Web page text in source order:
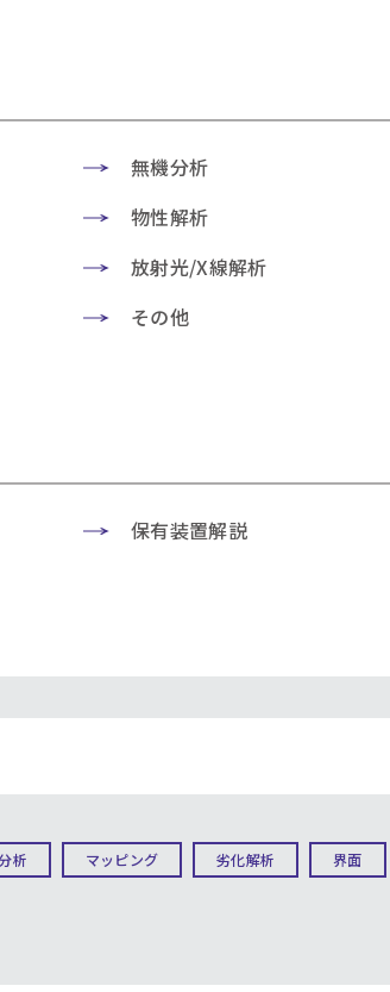
無機分析
物性解析
放射光/X線解析
その他
保有装置解説
析 マッピング 劣化解析 界面